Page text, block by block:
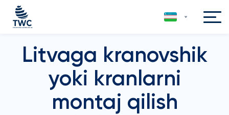
Litvaga kranovshik
yoki kranlarni
montaj qilish